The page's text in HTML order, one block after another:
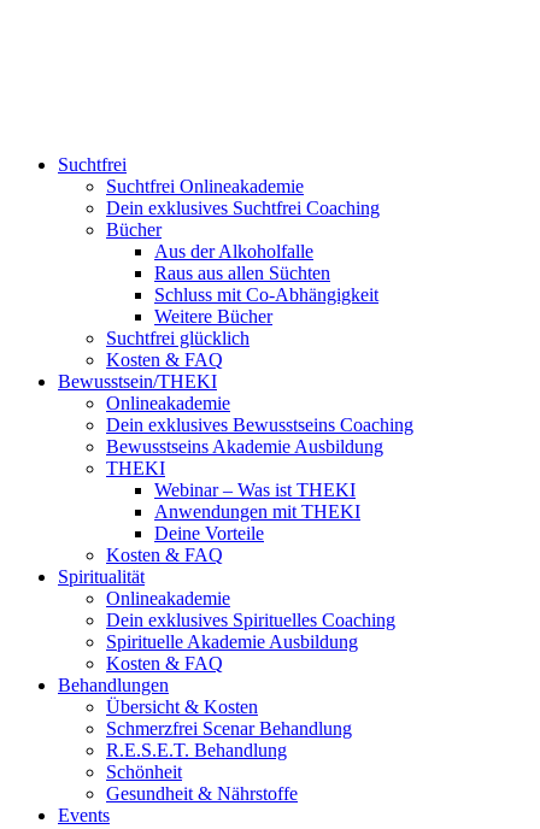
Suchtfrei
Suchtfrei Onlineakademie
Dein exklusives Suchtfrei Coaching
Bücher
Aus der Alkoholfalle
Raus aus allen Süchten
Schluss mit Co-Abhängigkeit
Weitere Bücher
Suchtfrei glücklich
Kosten & FAQ
Bewusstsein/THEKI
Onlineakademie
Dein exklusives Bewusstseins Coaching
Bewusstseins Akademie Ausbildung
THEKI
Webinar – Was ist THEKI
Anwendungen mit THEKI
Deine Vorteile
Kosten & FAQ
Spiritualität
Onlineakademie
Dein exklusives Spirituelles Coaching
Spirituelle Akademie Ausbildung
Kosten & FAQ
Behandlungen
Übersicht & Kosten
Schmerzfrei Scenar Behandlung
R.E.S.E.T. Behandlung
Schönheit
Gesundheit & Nährstoffe
Events